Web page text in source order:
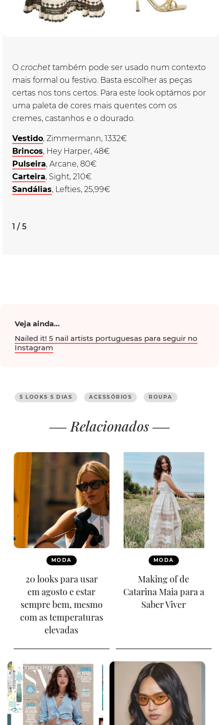
O crochet também pode ser usado num contexto
mais formal ou festivo. Basta escolher as peças
certas nos tons certos. Para este look optámos por
uma paleta de cores mais quentes com os
cremes, castanhos e o dourado.
Vestido, Zimmermann, 1332€
Brincos, Hey Harper, 48€
Pulseira, Arcane, 80€
Carteira, Sight, 210€
Sandálias, Lefties, 25,99€
1 / 5
Veja ainda...
Nailed it! 5 nail artists portuguesas para seguir no
Instagram
5 LOOKS 5 DIAS ACESSÓRIOS ROUPA
Relacionados
MODA
20 looks para usar
em agosto e estar
sempre bem, mesmo
com as temperaturas
elevadas
MODA
Making of de
Catarina Maia para a
Saber Viver